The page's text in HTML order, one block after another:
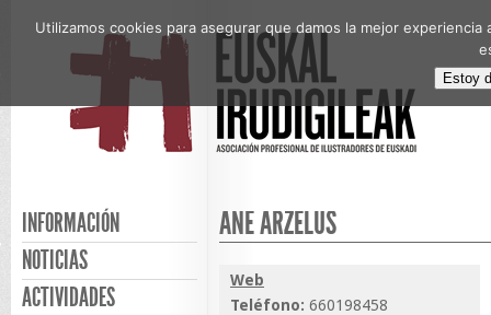
INFORMACIÓN
NOTICIAS
ACTIVIDADES
ANE ARZELUS
Web
Teléfono: 660198458
Utilizamos cookies para asegurar que damos la mejor
Estoy